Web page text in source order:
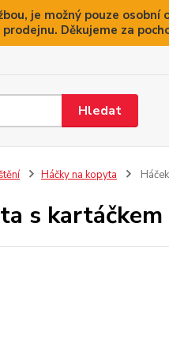
je možný pouze
Děkujeme za
Hledat
Háčky na kopyta
s kartáčkem